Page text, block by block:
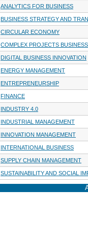
ANALYTICS FOR BUSINESS
BUSINESS STRATEGY AND
CIRCULAR ECONOMY
COMPLEX PROJECTS BUSINESS
DIGITAL BUSINESS INNOVATION
ENERGY MANAGEMENT
ENTREPRENEURSHIP
FINANCE
INDUSTRY 4.0
INDUSTRIAL MANAGEMENT
INNOVATION MANAGEMENT
INTERNATIONAL BUSINESS
SUPPLY CHAIN MANAGEMENT
SUSTAINABILITY AND SOCIAL